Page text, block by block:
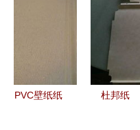
以华福包装
镀铝纸为例
PVC壁纸纸
杜邦纸